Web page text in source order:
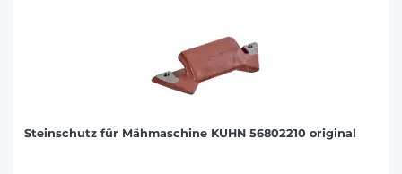
Steinschutz für Mähmaschine KUHN 56802210 original